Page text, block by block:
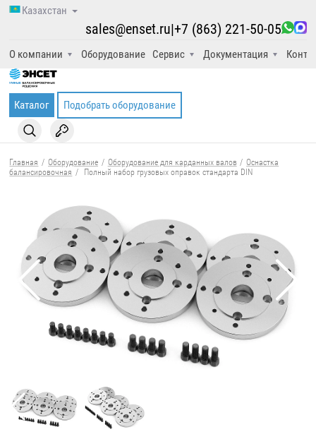
Казахстан
О компании Оборудование Сервис Документация
sales@enset.ru|+7 (863) 221-50-05
Каталог Подобрать оборудование
Главная / Оборудование / Оборудование для карданных валов / Оснастка
балансировочная / Полный набор грузовых оправок стандарта DIN